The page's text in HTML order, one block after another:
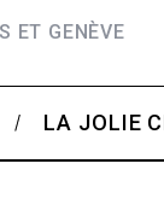
ET GENÈVE
LA JOLIE